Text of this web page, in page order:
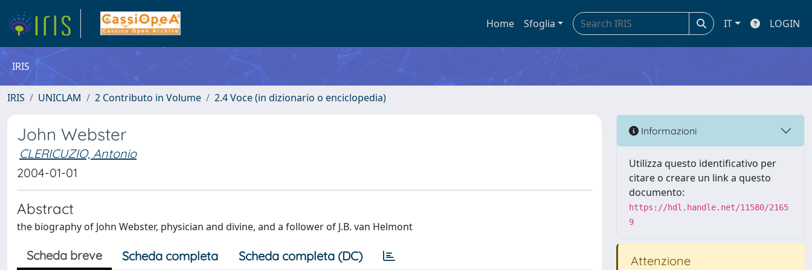
Home Sfoglia IT LOGIN
IRIS
IRIS UNICLAM 2 Contributo in Volume 2.4 Voce (in dizionario o enciclopedia)
John Webster
CLERICUZIO, Antonio
2004-01-01
Abstract
the biography of John Webster, physician and divine, and a follower of J.B. van Helmont
Scheda breve Scheda completa Scheda completa (DC)
Informazioni
Utilizza questo identificativo per
citare o creare un link a questo
documento:
https://hdl.handle.net/11580/2165
9
Attenzione